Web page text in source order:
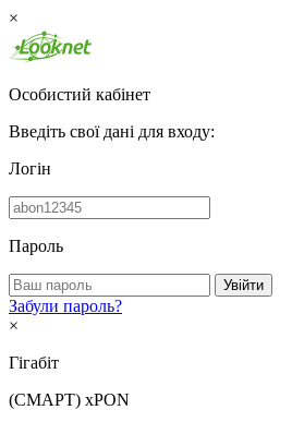
×
Особистий кабінет
Введіть свої дані для входу:
Логін
Пароль
Увійти
Забули пароль?
×
Гігабіт
(СМАРТ) xPON